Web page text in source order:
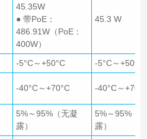
45.35W
● 带PoE：
486.91W（PoE：
400W）
45.3 W
-5°C～+50°C
-5°C～+50°C
-40°C～+70°C -40°C～
5%～95%（无凝
露）
5%～95%（
露）